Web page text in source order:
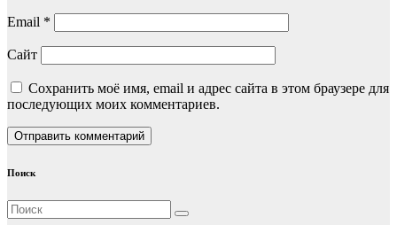
Email *
Сайт
Сохранить моё имя, email и адрес сайта в этом браузере для
последующих моих комментариев.
Поиск